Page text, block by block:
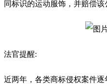
同标识的运动服饰，并赔偿该
法官提醒:
近两年，各类商标侵权案件